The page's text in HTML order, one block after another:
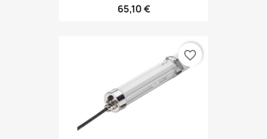
65,10 €
favorite_border